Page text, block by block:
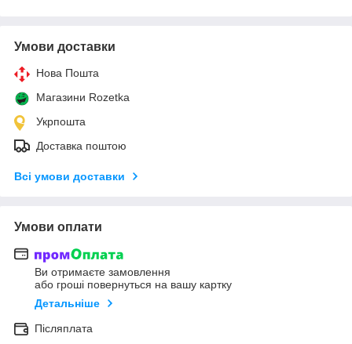
Умови доставки
Нова Пошта
Магазини Rozetka
Укрпошта
Доставка поштою
Всі умови доставки
Умови оплати
Ви отримаєте замовлення
або гроші повернуться на вашу картку
Детальніше
Післяплата